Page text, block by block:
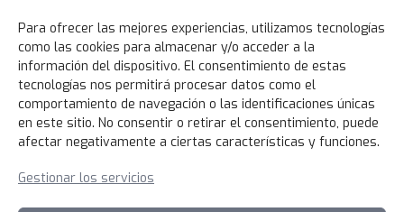
Para ofrecer las mejores experiencias, utilizamos tecnologías
como las cookies para almacenar y/o acceder a la
información del dispositivo. El consentimiento de estas
tecnologías nos permitirá procesar datos como el
comportamiento de navegación o las identificaciones únicas
en este sitio. No consentir o retirar el consentimiento, puede
afectar negativamente a ciertas características y funciones.
Gestionar los servicios
Política de Privacidad
Política de Devoluciones
Libro de Reclamaciones